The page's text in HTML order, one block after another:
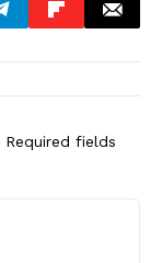
Required fields